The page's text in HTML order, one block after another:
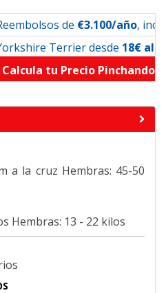
de €3.100/año,
Terrier desde 18€ al
Calcula tu Precio Pinchando
a la cruz Hembras: 45-50
Hembras: 13 - 22 kilos